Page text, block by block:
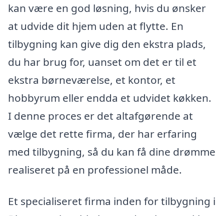
kan være en god løsning, hvis du ønsker
at udvide dit hjem uden at flytte. En
tilbygning kan give dig den ekstra plads,
du har brug for, uanset om det er til et
ekstra børneværelse, et kontor, et
hobbyrum eller endda et udvidet køkken.
I denne proces er det altafgørende at
vælge det rette firma, der har erfaring
med tilbygning, så du kan få dine drømme
realiseret på en professionel måde.
Et specialiseret firma inden for tilbygning i